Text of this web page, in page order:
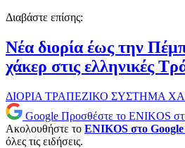
Διαβάστε επίσης:
Νέα διορία έως την
χάκερ στις ελληνικές
ΔΙΟΡΙΑ ΤΡΑΠΕΖΙΚΟ ΣΥΣΤΗΜΑ
Google Προσθέστε το ENIKOS
Ακολουθήστε το ENIKOS στο
όλες τις ειδήσεις.